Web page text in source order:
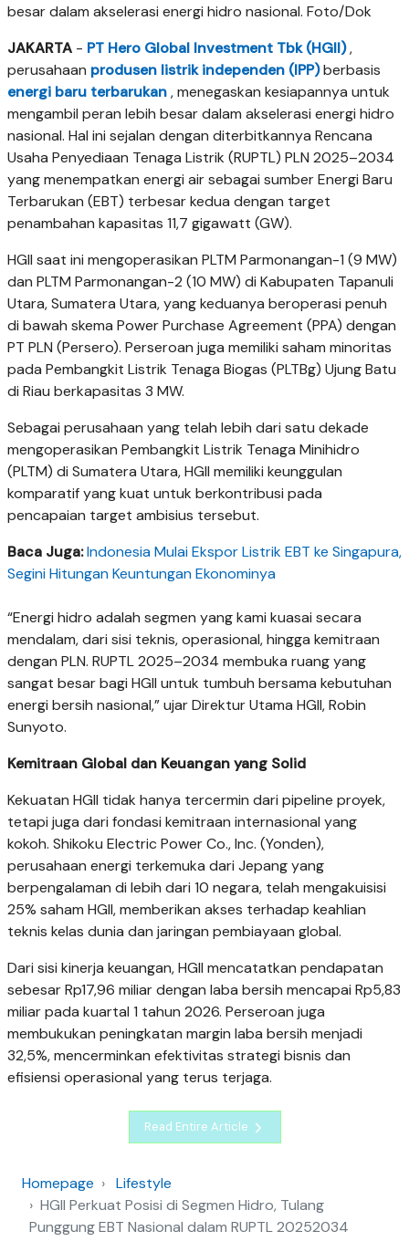
besar dalam akselerasi energi hidro nasional. Foto/Dok
JAKARTA - PT Hero Global Investment Tbk (HGII),
perusahaan produsen listrik independen (IPP)berbasis
energi baru terbarukan, menegaskan kesiapannya untuk
mengambil peran lebih besar dalam akselerasi energi hidro
nasional. Hal ini sejalan dengan diterbitkannya Rencana
Usaha Penyediaan Tenaga Listrik (RUPTL) PLN 2025–2034
yang menempatkan energi air sebagai sumber Energi Baru
Terbarukan (EBT) terbesar kedua dengan target
penambahan kapasitas 11,7 gigawatt (GW).
HGII saat ini mengoperasikan PLTM Parmonangan-1 (9 MW)
dan PLTM Parmonangan-2 (10 MW) di Kabupaten Tapanuli
Utara, Sumatera Utara, yang keduanya beroperasi penuh
di bawah skema Power Purchase Agreement (PPA) dengan
PT PLN (Persero). Perseroan juga memiliki saham minoritas
pada Pembangkit Listrik Tenaga Biogas (PLTBg) Ujung Batu
di Riau berkapasitas 3 MW.
Sebagai perusahaan yang telah lebih dari satu dekade
mengoperasikan Pembangkit Listrik Tenaga Minihidro
(PLTM) di Sumatera Utara, HGII memiliki keunggulan
komparatif yang kuat untuk berkontribusi pada
pencapaian target ambisius tersebut.
Baca Juga:Indonesia Mulai Ekspor Listrik EBT ke Singapura,
Segini Hitungan Keuntungan Ekonominya
“Energi hidro adalah segmen yang kami kuasai secara
mendalam, dari sisi teknis, operasional, hingga kemitraan
dengan PLN. RUPTL 2025–2034 membuka ruang yang
sangat besar bagi HGII untuk tumbuh bersama kebutuhan
energi bersih nasional,” ujar Direktur Utama HGII, Robin
Sunyoto.
Kemitraan Global dan Keuangan yang Solid
Kekuatan HGII tidak hanya tercermin dari pipeline proyek,
tetapi juga dari fondasi kemitraan internasional yang
kokoh. Shikoku Electric Power Co., Inc. (Yonden),
perusahaan energi terkemuka dari Jepang yang
berpengalaman di lebih dari 10 negara, telah mengakuisisi
25% saham HGII, memberikan akses terhadap keahlian
teknis kelas dunia dan jaringan pembiayaan global.
Dari sisi kinerja keuangan, HGII mencatatkan pendapatan
sebesar Rp17,96 miliar dengan laba bersih mencapai Rp5,83
miliar pada kuartal 1 tahun 2026. Perseroan juga
membukukan peningkatan margin laba bersih menjadi
32,5%, mencerminkan efektivitas strategi bisnis dan
efisiensi operasional yang terus terjaga.
Read Entire Article
Homepage
Lifestyle
HGII Perkuat Posisi di Segmen Hidro, Tulang
Punggung EBT Nasional dalam RUPTL 20252034